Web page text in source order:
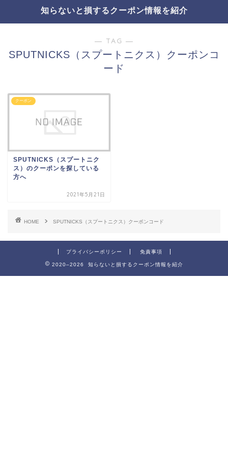
知らないと損するクーポン情報を紹介
― TAG ―
SPUTNICKS（スプートニクス）クーポンコ
ード
クーポン
SPUTNICKS（スプートニク
ス）のクーポンを探している
方へ
2021年5月21日
HOME SPUTNICKS（スプートニクス）クーポンコード
プライバシーポリシー 免責事項
2020–2026 知らないと損するクーポン情報を紹介